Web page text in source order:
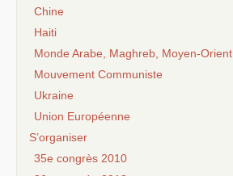
Chine
Haiti
Monde Arabe, Maghreb, Moyen-Orient
Mouvement Communiste
Ukraine
Union Européenne
S’organiser
35e congrès 2010